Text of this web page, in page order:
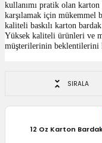
ve Kitap Kutuları
kullanımı pratik olan
karşılamak için mükemmel
kaliteli baskılı karton
Yüksek kaliteli ürünleri ve
müşterilerinin beklentilerini
SIRALA
12 Oz Karton